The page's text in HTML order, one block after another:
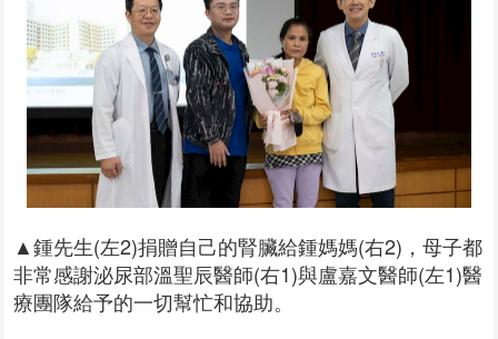
▲鍾先生(左2)捐贈自己的腎臟給鍾媽媽(右2)，母子都
非常感謝泌尿部溫聖辰醫師(右1)與盧嘉文醫師(左1)醫
療團隊給予的一切幫忙和協助。